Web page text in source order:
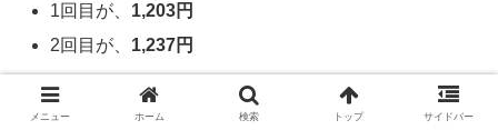
1回目が、 1,203円
2回目が、 1,237円
で、合わせて、2,440円 でした。
メニュー ホーム 検索 トップ サイドバー